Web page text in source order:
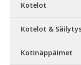
Kotelot
Kotelot &
Kotinäppäimet